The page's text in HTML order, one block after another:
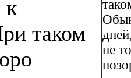
к
таком
не